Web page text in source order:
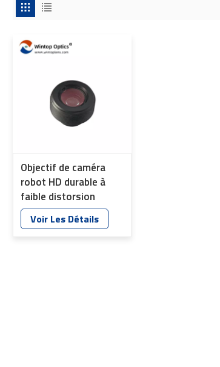
Objectif de caméra
robot HD durable à
faible distorsion
1/2,8&quot; pour
caméra Web USB AI
Voir Les Détails